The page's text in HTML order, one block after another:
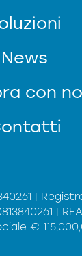
News
con
|
|
€
SERVIZIO